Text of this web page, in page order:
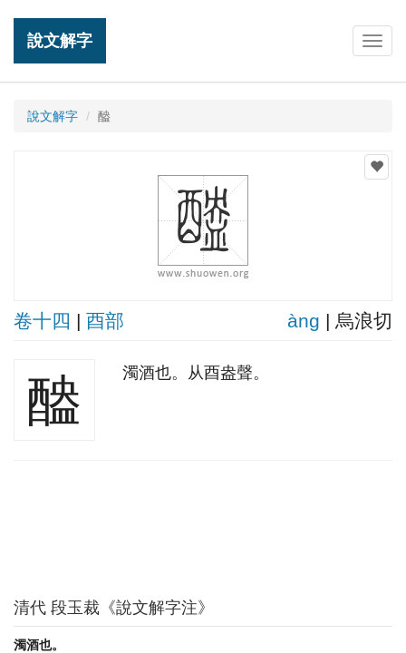
說文解字
說文解字 醠
卷十四 | 酉部 ànɡ | 烏浪切
醠 濁酒也。从酉盎聲。
清代 段玉裁《說文解字注》
濁酒也。